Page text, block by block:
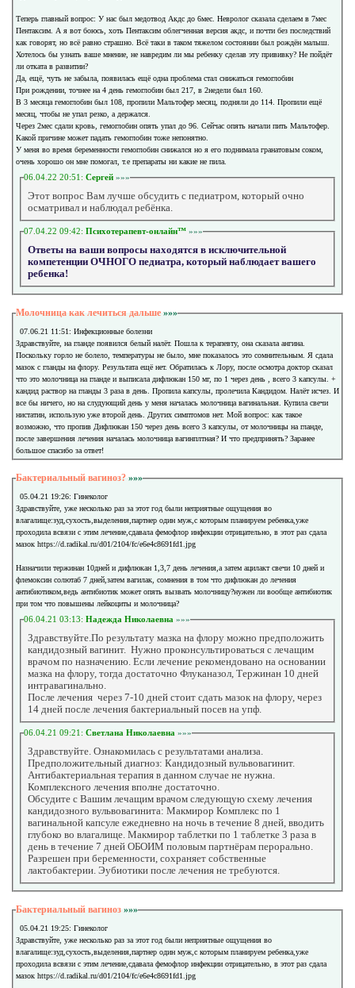
Теперь главный вопрос: У нас был медотвод Акдс до 6мес. Невролог сказала сделаем в 7мес
Пентаксим. А я вот боюсь, хоть Пентаксим облегченная версия акдс, и почти без последствий
как говорят, но всё равно страшно. Всё таки в таком тяжелом состоянии был рождён малыш.
Хотелось бы узнать ваше мнение, не навредим ли мы ребенку сделав эту прививку? Не пойдёт
ли отката в развитии?
Да, ещё, чуть не забыла, появилась ещё одна проблема стал снижаться гемоглобин
При рождении, точнее на 4 день гемоглобин был 217, в 2недели был 160.
В 3 месяца гемоглобин был 108, пропили Мальтофер месяц, подняли до 114. Пропили ещё
месяц, чтобы не упал резко, а держался.
Через 2мес сдали кровь, гемоглобин опять упал до 96. Сейчас опять начали пить Мальтофер.
Какой причине может падать гемоглобин тоже непонятно.
У меня во время беременности гемоглобин снижался но я его поднимала гранатовым соком,
очень хорошо он мне помогал, т.е препараты ни какие не пила.
06.04.22 20:51: Сергей »»»
Этот вопрос Вам лучше обсудить с педиатром, который очно
осматривал и наблюдал ребёнка.
07.04.22 09:42: Психотерапевт-онлайн™ »»»
Ответы на ваши вопросы находятся в исключительной
компетенции ОЧНОГО педиатра, который наблюдает вашего
ребенка!
Молочница как лечиться дальше »»»
07.06.21 11:51: Инфекционные болезни
Здравствуйте, на гланде появился белый налёт. Пошла к терапевту, она сказала ангина.
Поскольку горло не болело, температуры не было, мне показалось это сомнительным. Я сдала
мазок с гланды на флору. Результата ещё нет. Обратилась к Лору, после осмотра доктор сказал
что это молочница на гланде и выписала дифлюкан 150 мг, по 1 через день , всего 3 капсулы. +
кандид раствор на гланды 3 раза в день. Пропила капсулы, пролечила Кандидом. Налёт исчез. И
все бы ничего, но на слудующий день у меня началась молочница вагинальная. Купила свечи
нистатин, использую уже второй день. Других симптомов нет. Мой вопрос: как такое
возможно, что пропив Дифлюкан 150 через день всего 3 капсулы, от молочницы на гланде,
после завершения лечения началась молочница вагинплтная? И что предпринять? Заранее
большое спасибо за ответ!
Бактериальный вагиноз? »»»
05.04.21 19:26: Гинеколог
Здравствуйте, уже несколько раз за этот год были неприятные ощущения во
влагалище:зуд,сухость,выделения,партнер один муж,с которым планируем ребенка,уже
проходила всвязи с этим лечение,сдавала фемофлор инфекции отрицательно, в этот раз сдала
мазок https://d.radikal.ru/d01/2104/fc/e6e4c8691fd1.jpg
Назначили тержинан 10дней и дифлюкан 1,3,7 день лечения,а затем ацилакт свечи 10 дней и
флемоксин солютаб 7 дней,затем вагилак, сомнения в том что дифлюкан до лечения
антибиотиком,ведь антибиотик может опять вызвать молочницу?нужен ли вообще антибиотик
при том что повышены лейкоциты и молочница?
06.04.21 03:13: Надежда Николаевна »»»
Здравствуйте.По результату мазка на флору можно предположить
кандидозный вагинит. Нужно проконсультироваться с лечащим
врачом по назначению. Если лечение рекомендовано на основании
мазка на флору, тогда достаточно Флуканазол, Тержинан 10 дней
интравагинально.
После лечения через 7-10 дней стоит сдать мазок на флору, через
14 дней после лечения бактериальный посев на упф.
06.04.21 09:21: Светлана Николаевна »»»
Здравствуйте. Ознакомилась с результатами анализа.
Предположительный диагноз: Кандидозный вульвовагинит.
Антибактериальная терапия в данном случае не нужна.
Комплексного лечения вполне достаточно.
Обсудите с Вашим лечащим врачом следующую схему лечения
кандидозного вульвовагинита: Макмирор Комплекс по 1
вагинальной капсуле ежедневно на ночь в течение 8 дней, вводить
глубоко во влагалище. Макмирор таблетки по 1 таблетке 3 раза в
день в течение 7 дней ОБОИМ половым партнёрам перорально.
Разрешен при беременности, сохраняет собственные
лактобактерии. Эубиотики после лечения не требуются.
Бактериальный вагиноз »»»
05.04.21 19:25: Гинеколог
Здравствуйте, уже несколько раз за этот год были неприятные ощущения во
влагалище:зуд,сухость,выделения,партнер один муж,с которым планируем ребенка,уже
проходила всвязи с этим лечение,сдавала фемофлор инфекции отрицательно, в этот раз сдала
мазок https://d.radikal.ru/d01/2104/fc/e6e4c8691fd1.jpg